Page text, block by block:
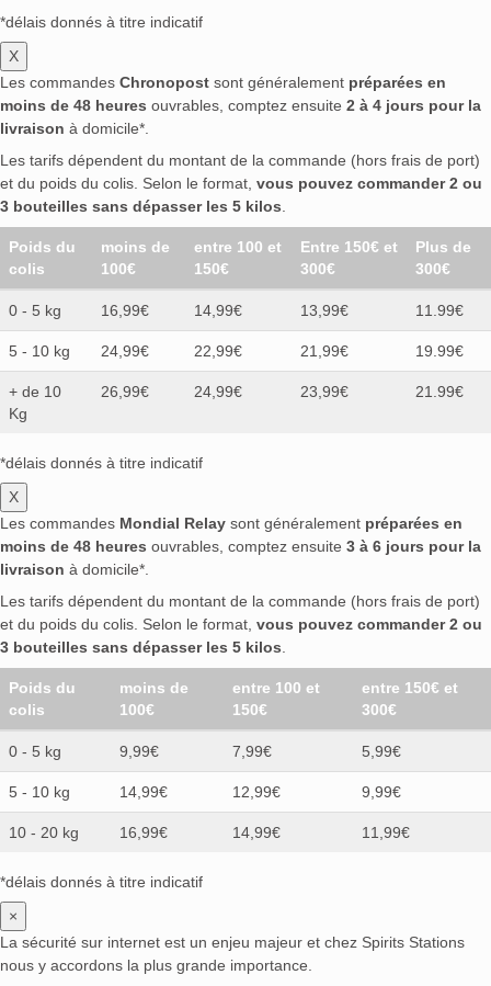
*délais donnés à titre indicatif
X
Les commandes Chronopost sont généralement préparées en
moins de 48 heures ouvrables, comptez ensuite 2 à 4 jours pour la
livraison à domicile*.
Les tarifs dépendent du montant de la commande (hors frais de port)
et du poids du colis. Selon le format, vous pouvez commander 2 ou
3 bouteilles sans dépasser les 5 kilos
Poids du
colis
moins de
100€
entre 100 et
150€
Entre 150€ et
300€
Plus de
300€
0 - 5 kg 16,99€ 14,99€ 13,99€ 11.99€
5 - 10 kg 24,99€ 22,99€ 21,99€ 19.99€
+ de 10
Kg
26,99€ 24,99€ 23,99€ 21.99€
*délais donnés à titre indicatif
X
Les commandes Mondial Relay sont généralement préparées en
moins de 48 heures ouvrables, comptez ensuite 3 à 6 jours pour la
livraison à domicile*.
Les tarifs dépendent du montant de la commande (hors frais de port)
et du poids du colis. Selon le format, vous pouvez commander 2 ou
3 bouteilles sans dépasser les 5 kilos
Poids du
colis
moins de
100€
entre 100 et
150€
entre 150€ et
300€
0 - 5 kg 9,99€ 7,99€ 5,99€
5 - 10 kg 14,99€ 12,99€ 9,99€
10 - 20 kg 16,99€ 14,99€ 11,99€
*délais donnés à titre indicatif
×
La sécurité sur internet est un enjeu majeur et chez Spirits Stations
nous y accordons la plus grande importance.